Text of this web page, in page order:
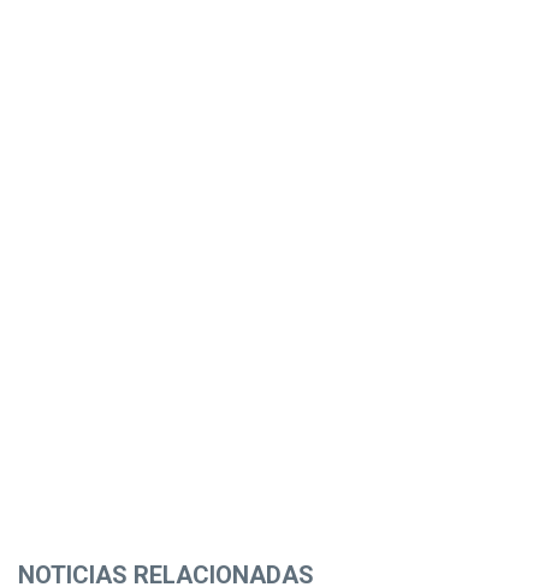
NOTICIAS RELACIONADAS